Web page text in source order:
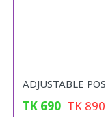
TK 690 TK890